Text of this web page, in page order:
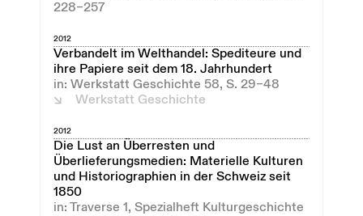
228–257
2012
Verbandelt im Welthandel: Spediteure und
ihre Papiere seit dem 18. Jahrhundert
in: Werkstatt Geschichte 58, S. 29–48
Werkstatt Geschichte
2012
Die Lust an Überresten und
Überlieferungsmedien: Materielle Kulturen
und Historiographien in der Schweiz seit
1850
in: Traverse 1, Spezialheft Kulturgeschichte